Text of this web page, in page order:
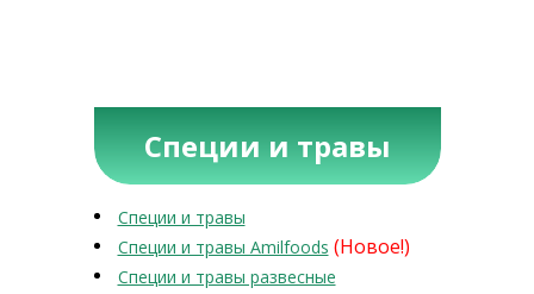
Специи и травы
Специи и травы
Специи и травы Amilfoods (Новое!)
Специи и травы развесные